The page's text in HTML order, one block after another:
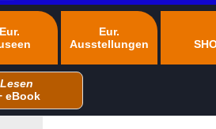
Eur.
Eur.
Ausstellungen
eBook